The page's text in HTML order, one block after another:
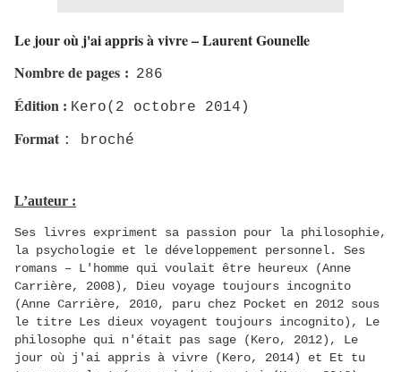
Le jour où j'ai appris à vivre – Laurent Gounelle
Nombre de pages : 286
Édition : Kero(2 octobre 2014)
Format : broché
L’auteur :
Ses livres expriment sa passion pour la philosophie,
la psychologie et le développement personnel. Ses
romans – L'homme qui voulait être heureux (Anne
Carrière, 2008), Dieu voyage toujours incognito
(Anne Carrière, 2010, paru chez Pocket en 2012 sous
le titre Les dieux voyagent toujours incognito), Le
philosophe qui n'était pas sage (Kero, 2012), Le
jour où j'ai appris à vivre (Kero, 2014) et Et tu